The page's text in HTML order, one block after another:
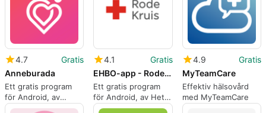
4.7
Gratis
Anneburada
Ett gratis program
för Android, av
Anneburada.
4.1
Gratis
EHBO-app - Rode Kruis
Ett gratis program
för Android, av Het
Nederlandse Rode
4.9
Gratis
MyTeamCare
Effektiv hälsovård
med MyTeamCare